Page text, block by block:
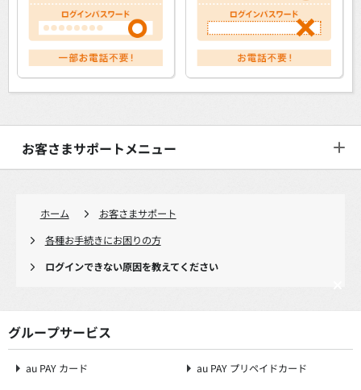
お客さまサポートメニュー
ホーム
お客さまサポート
各種お手続きにお困りの方
ログインできない原因を教えてください
グループサービス
au PAY カード au PAY プリペイドカード